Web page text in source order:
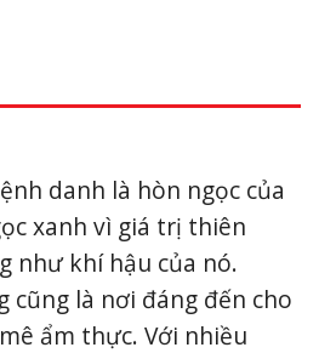
danh là hòn ngọc của
xanh vì giá trị thiên
như khí hậu của nó.
cũng là nơi đáng đến cho
ẩm thực. Với nhiều